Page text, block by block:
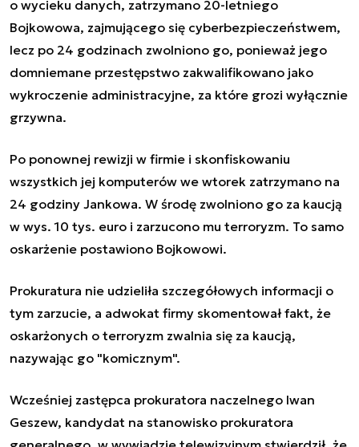
o wycieku danych, zatrzymano 20-letniego
Bojkowowa, zajmującego się cyberbezpieczeństwem,
lecz po 24 godzinach zwolniono go, ponieważ jego
domniemane przestępstwo zakwalifikowano jako
wykroczenie administracyjne, za które grozi wyłącznie
grzywna.
Po ponownej rewizji w firmie i skonfiskowaniu
wszystkich jej komputerów we wtorek zatrzymano na
24 godziny Jankowa. W środę zwolniono go za kaucją
w wys. 10 tys. euro i zarzucono mu terroryzm. To samo
oskarżenie postawiono Bojkowowi.
Prokuratura nie udzieliła szczegółowych informacji o
tym zarzucie, a adwokat firmy skomentował fakt, że
oskarżonych o terroryzm zwalnia się za kaucją,
nazywając go "komicznym".
Wcześniej zastępca prokuratora naczelnego Iwan
Geszew, kandydat na stanowisko prokuratora